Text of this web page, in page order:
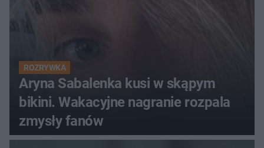
ROZRYWKA
Aryna Sabalenka kusi w skąpym
bikini. Wakacyjne nagranie rozpala
zmysły fanów